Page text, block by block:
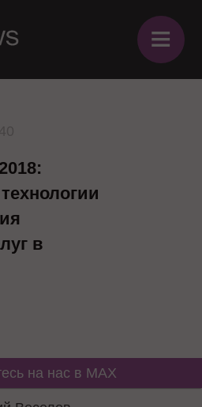
≡
в
на нас в MAX